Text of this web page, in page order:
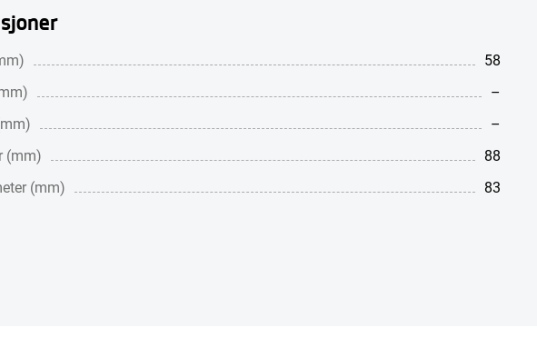
58
–
–
(mm)
88
(mm)
83